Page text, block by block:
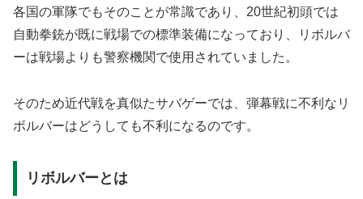
各国の軍隊でもそのことが常識であり、20世紀初頭では
自動拳銃が既に戦場での標準装備になっており、リボルバ
ーは戦場よりも警察機関で使用されていました。
そのため近代戦を真似たサバゲーでは、弾幕戦に不利なリ
ボルバーはどうしても不利になるのです。
リボルバーとは